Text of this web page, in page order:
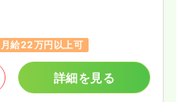
月給22万円以上可
詳細を見る